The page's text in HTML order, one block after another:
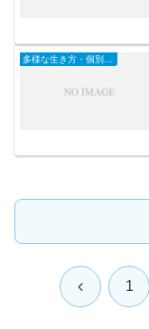
前 1